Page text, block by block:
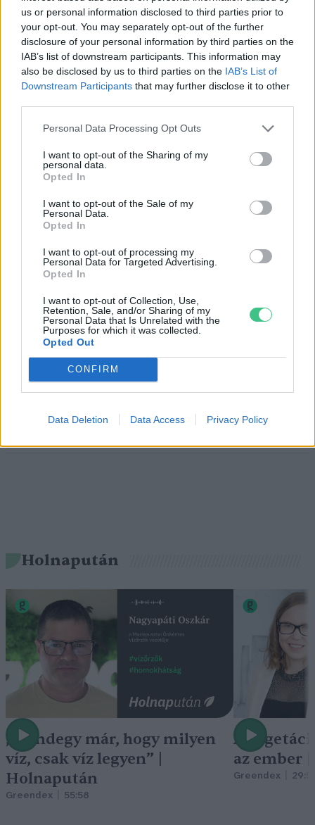
us or personal information disclosed to third parties prior to
your opt-out. You may separately opt-out of the further
disclosure of your personal information by third parties on the
IAB’s list of downstream participants. This information may
also be disclosed by us to third parties on the IAB’s List of
Downstream Participants that may further disclose it to other
Personal Data Processing Opt Outs
I want to opt-out of the Sharing of my
personal data.
Opted In
I want to opt-out of the Sale of my
Personal Data.
Opted In
I want to opt-out of processing my
Personal Data for Targeted Advertising.
Opted In
I want to opt-out of Collection, Use,
Retention, Sale, and/or Sharing of my
Personal Data that Is Unrelated with the
Purposes for which it was collected.
Opted Out
CONFIRM
Data Deletion Data Access Privacy Policy
A szerző további cikkei
Pár éven belül szivacsvárosokká
kellene alakítanunk a
PODCAST 2 perc
Negatív vízállások, vízkorlátozások:
miképp takarékoskodhatsz a vízzel?
ÉLŐ BOLYGÓNK 5 perc
Hogyan védekezzünk a hangyák ellen
természetes módon?
Holnapután
„Mindegy már, hogy milyen
víz, csak víz legyen” |
Holnapután
Greendex 55:58
A
az ember
Greendex